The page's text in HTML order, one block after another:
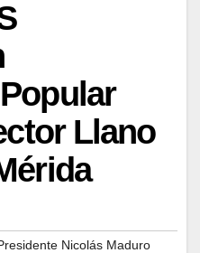
Llano
Nicolás Maduro